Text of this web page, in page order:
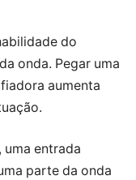
do
onda. Pegar uma
aumenta
uma entrada
parte da onda